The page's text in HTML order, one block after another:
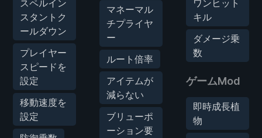
スペルイン
スタントク
ールダウン
プレイヤー
スピードを
設定
移動速度を
設定
マネーマル
チプライヤ
ー
ルート倍率
アイテムが
減らない
ブリューポ
ーション要
ワンヒット
キル
ダメージ乗
数
ゲームMod
即時成長植
物